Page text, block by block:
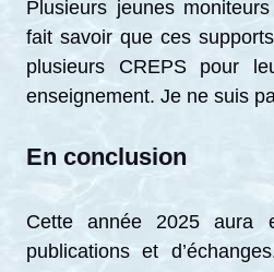
Plusieurs jeunes
fait savoir que ces
plusieurs CREPS pour
enseignement. Je ne suis
En conclusion
Cette année 2025 aura
publications et